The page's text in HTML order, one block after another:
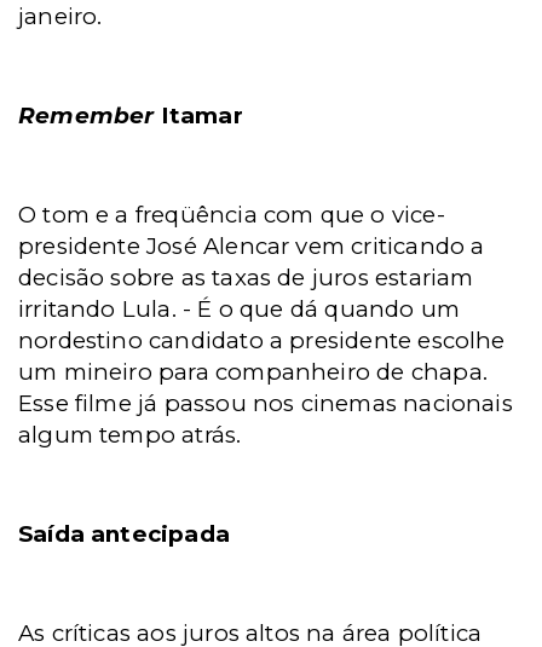
janeiro.
RememberItamar
O tom e a freqüência com que o vice-
presidente José Alencar vem criticando a
decisão sobre as taxas de juros estariam
irritando Lula. - É o que dá quando um
nordestino candidato a presidente escolhe
um mineiro para companheiro de chapa.
Esse filme já passou nos cinemas nacionais
algum tempo atrás.
Saída antecipada
As críticas aos juros altos na área política